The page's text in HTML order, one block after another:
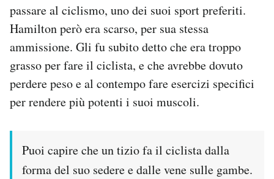
passare al ciclismo, uno dei suoi sport preferiti.
Hamilton però era scarso, per sua stessa
ammissione. Gli fu subito detto che era troppo
grasso per fare il ciclista, e che avrebbe dovuto
perdere peso e al contempo fare esercizi specifici
per rendere più potenti i suoi muscoli.
Puoi capire che un tizio fa il ciclista dalla
forma del suo sedere e dalle vene sulle gambe.